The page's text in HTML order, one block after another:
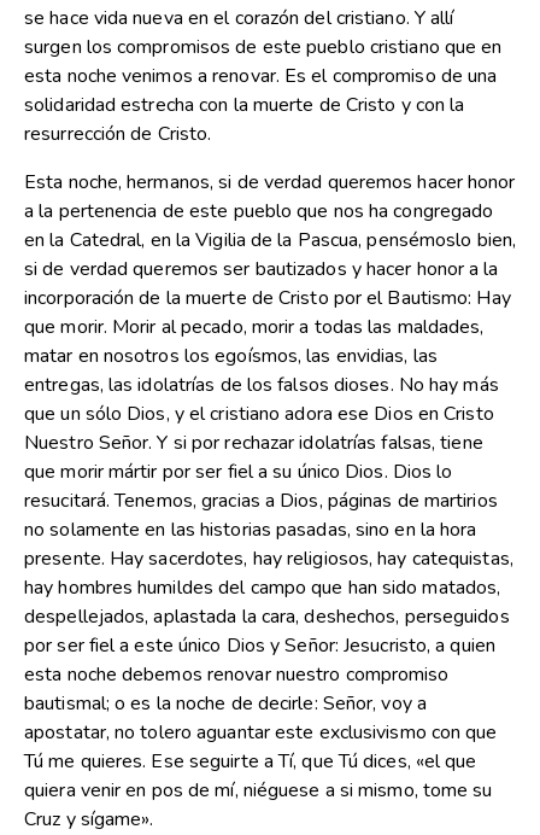
se hace vida nueva en el corazón del cristiano. Y allí
surgen los compromisos de este pueblo cristiano que en
esta noche venimos a renovar. Es el compromiso de una
solidaridad estrecha con la muerte de Cristo y con la
resurrección de Cristo.
Esta noche, hermanos, si de verdad queremos hacer honor
a la pertenencia de este pueblo que nos ha congregado
en la Catedral, en la Vigilia de la Pascua, pensémoslo bien,
si de verdad queremos ser bautizados y hacer honor a la
incorporación de la muerte de Cristo por el Bautismo: Hay
que morir. Morir al pecado, morir a todas las maldades,
matar en nosotros los egoísmos, las envidias, las
entregas, las idolatrías de los falsos dioses. No hay más
que un sólo Dios, y el cristiano adora ese Dios en Cristo
Nuestro Señor. Y si por rechazar idolatrías falsas, tiene
que morir mártir por ser fiel a su único Dios. Dios lo
resucitará. Tenemos, gracias a Dios, páginas de martirios
no solamente en las historias pasadas, sino en la hora
presente. Hay sacerdotes, hay religiosos, hay catequistas,
hay hombres humildes del campo que han sido matados,
despellejados, aplastada la cara, deshechos, perseguidos
por ser fiel a este único Dios y Señor: Jesucristo, a quien
esta noche debemos renovar nuestro compromiso
bautismal; o es la noche de decirle: Señor, voy a
apostatar, no tolero aguantar este exclusivismo con que
Tú me quieres. Ese seguirte a Tí, que Tú dices, «el que
quiera venir en pos de mí, niéguese a si mismo, tome su
Cruz y sígame».